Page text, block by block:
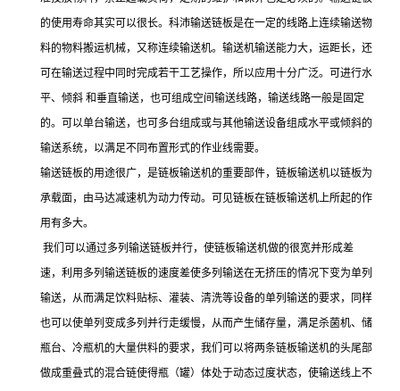
的使用寿命其实可以很长。科沛输送链板是在一定的线路上连续输送物
料的物料搬运机械，又称连续输送机。输送机输送能力大，运距长，还
可在输送过程中同时完成若干工艺操作，所以应用十分广泛。可进行水
平、倾斜 和垂直输送，也可组成空间输送线路，输送线路一般是固定
的。可以单台输送，也可多台组成或与其他输送设备组成水平或倾斜的
输送系统，以满足不同布置形式的作业线需要。
输送链板的用途很广，是链板输送机的重要部件，链板输送机以链板为
承载面，由马达减速机为动力传动。可见链板在链板输送机上所起的作
用有多大。
我们可以通过多列输送链板并行，使链板输送机做的很宽并形成差
速，利用多列输送链板的速度差使多列输送在无挤压的情况下变为单列
输送，从而满足饮料贴标、灌装、清洗等设备的单列输送的要求，同样
也可以使单列变成多列并行走缓慢，从而产生储存量，满足杀菌机、储
瓶台、冷瓶机的大量供料的要求，我们可以将两条链板输送机的头尾部
做成重叠式的混合链使得瓶（罐）体处于动态过度状态，使输送线上不